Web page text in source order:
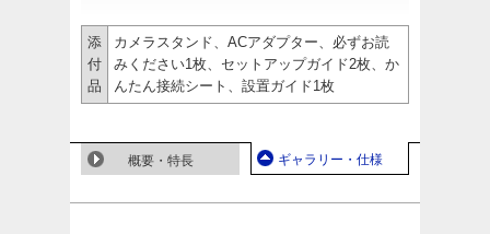
添
付
品
カメラスタンド、ACアダプター、必ずお読
みください1枚、セットアップガイド2枚、か
んたん接続シート、設置ガイド1枚
概要・特長 ギャラリー・仕様